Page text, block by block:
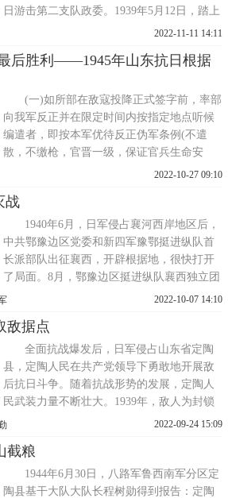
日游击第二支队政委。1939年5月12日，踏上
了清河区的土地，任中共清河区特委书记。
济路北平原地区。党的领导机构和部队横跨
清河，东西一条线，一枪
2022-11-11 14:11
后胜利——1945年山东抗日根据
(一)如所部在敌寇投降正式签字前，率部
向我军反正并在限定时间内按指定地点听候
编遣者，即按本军优待反正伪军条例(不遣
散，不缴枪，官晋一级，保证官兵生命安
全，享受抗日军待遇)待遇之。(二)如接受投
交出武装，不得享受本军对反正伪军条例待
遇，并按战俘处理。(三)如预期拒绝投降交
械或采取敌对行为者
2022-10-27 09:10
战
1940年6月，日军侵占襄河西岸地区后，
中共鄂豫边区党委和新四军豫鄂挺进纵队首
长派部队出征襄西，开辟根据地，很快打开
了局面。8月，鄂豫边区挺进纵队襄西独立团
成立。为进一步发动群众积极扩大抗日武装
定改组襄西军政委员会，并将襄西独立团改
编为纵队八团，由曹玉清担任八团团长。到
1941年春，襄西抗日根据地
2022-10-07 14:10
敌据点
全面抗战爆发后，日军侵占山东省定陶
县，定陶人民在共产党领导下勇敢地开展敌
后抗日斗争。随着抗战形势的发展，定陶人
民武装力量不断壮大。1939年，敌人为封锁
鲁西南抗日根据地，从菏泽经定陶至曹县公
楼。当时，日伪在河南王村设了一个据点，
里面盘踞着一个班的日军和伪军一个中队以
及当地的部分汉奸。为了给
2022-09-24 15:09
截粮
1944年6月30日，八路军鲁西南军分区定
陶县基干大队大队长程树勋得到报告：定陶